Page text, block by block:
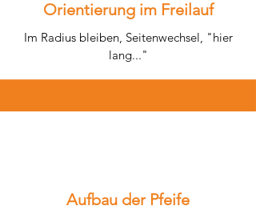
Orientierung im Freilauf
Im Radius bleiben, Seitenwechsel, "hier
lang..."
Aufbau der Pfeife